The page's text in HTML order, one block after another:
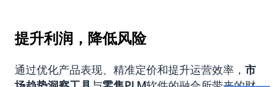
提升利润，降低风险
通过优化产品表现、精准定价和提升运营效率， 市